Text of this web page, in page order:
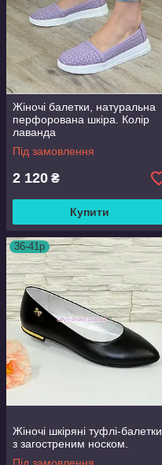
Жіночі балетки, натуральна
перфорована шкіра. Колір
лаванда
Під замовлення
2 120 ₴
Купити
36-41р
Жіночі шкіряні туфлі-балетки
з загостреним носком.